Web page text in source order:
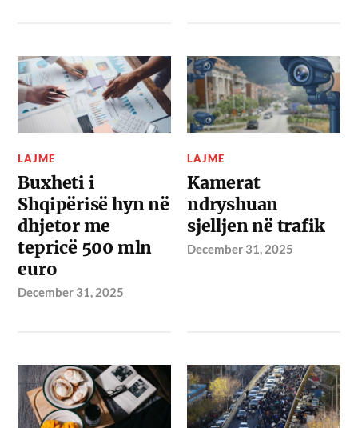
LAJME
Buxheti i
Shqipërisë hyn në
dhjetor me
tepricë 500 mln
euro
December 31, 2025
LAJME
Kamerat
ndryshuan
sjelljen në trafik
December 31, 2025